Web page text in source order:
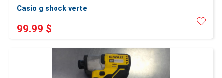
Casio g shock verte
99.99 $